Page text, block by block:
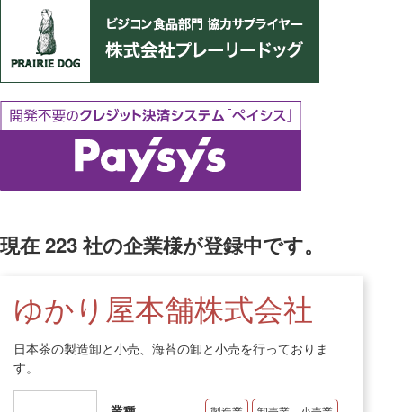
現在223社の企業様が登録中です。
ゆかり屋本舗株式会社
日本茶の製造卸と小売、海苔の卸と小売を行っておりま
す。